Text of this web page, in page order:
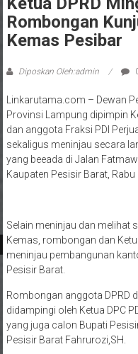
Rombongan
Kemas Pesibar
Diposkan Oleh:admin
Linkarutama.com – Dewan
Provinsi Lampung dipimpin
dan anggota Fraksi PDI
sekaligus meninjau secara
yang beeada di Jalan
Kaupaten Pesisir Barat,
Selain meninjau dan melihat
Kemas, rombongan dan
meninjau pembangunan
Pesisir Barat.
Rombongan anggota DPRD
didampingi oleh Ketua DPC
yang juga calon Bupati
Pesisir Barat Fahrurozi,SH.